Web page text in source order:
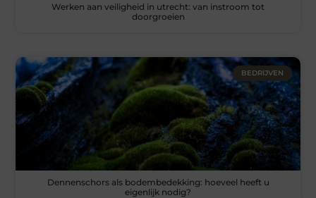
Werken aan veiligheid in utrecht: van instroom tot
doorgroeien
BEDRIJVEN
Dennenschors als bodembedekking: hoeveel heeft u
eigenlijk nodig?